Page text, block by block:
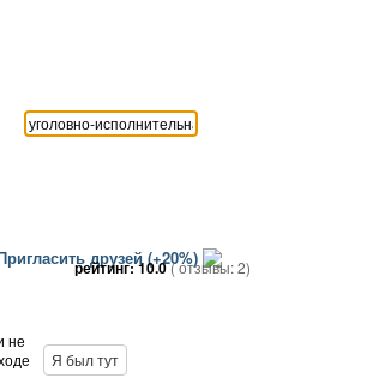
друзей (+20%)
рейтинг:10.0( отзывы:2)
не
Я был тут